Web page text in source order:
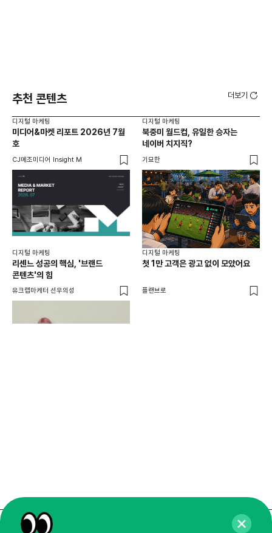
추천 콘텐츠 더보기
디지털 마케팅
미디어&마켓 리포트 2026년 7월
호
CJ메조미디어 Insight M
디지털 마케팅
북중미 월드컵, 유일한 승자는
네이버 치지직?
기묘한
디지털 마케팅
리센느 성공의 핵심, '브랜드
콘텐츠'의 힘
유크랩마케터 선우의성
디지털 마케팅
첫 1만 고객은 광고 없이 모았어요
플랜브로